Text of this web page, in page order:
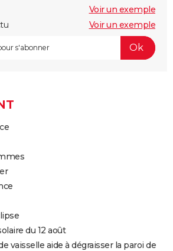
Voir un exemple
Voir un exemple
du 12 août
vaisselle aide à dégraisser la paroi de